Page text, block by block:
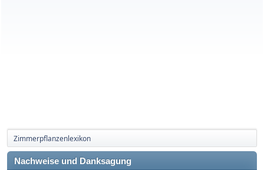
Zimmerpflanzenlexikon
Nachweise und Danksagung